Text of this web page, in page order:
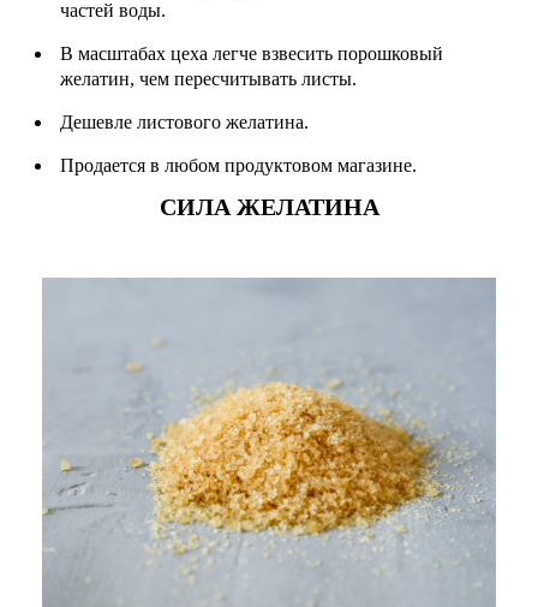
частей воды.
В масштабах цеха легче взвесить порошковый
желатин, чем пересчитывать листы.
Дешевле листового желатина.
Продается в любом продуктовом магазине.
СИЛА ЖЕЛАТИНА